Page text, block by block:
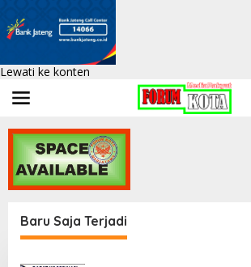
Lewati ke konten
Baru Saja Terjadi